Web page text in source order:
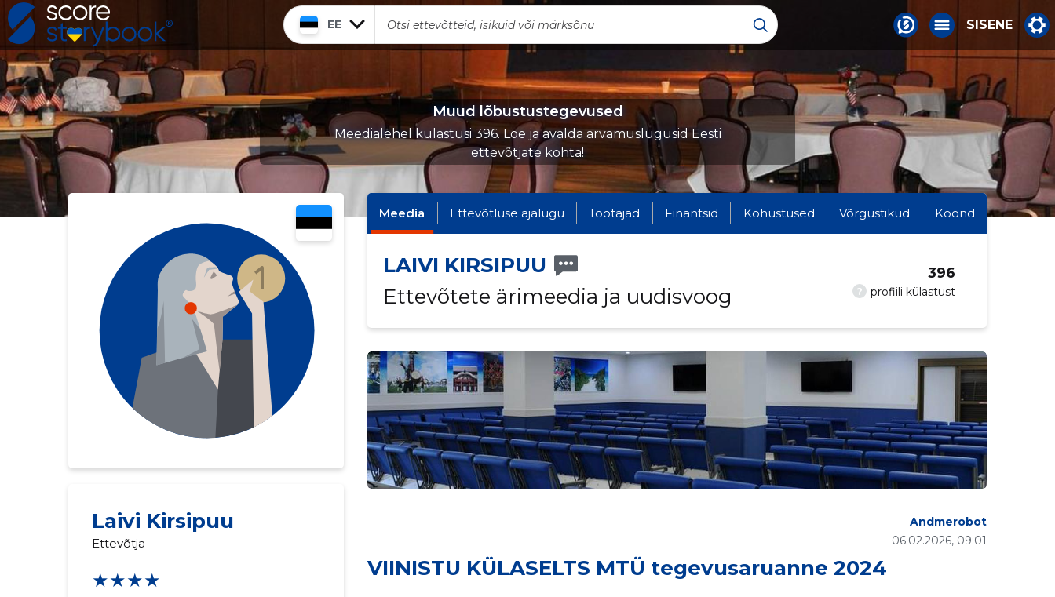
EE SISENE
Muud lõbustustegevused
Meedialehel külastusi 396. Loe ja avalda arvamuslugusid Eesti
ettevõtjate kohta!
Laivi Kirsipuu
Ettevõtja
★★★★
Meedia Ettevõtluse ajalugu Töötajad Finantsid Kohustused Võrgustikud Koond
LAIVI KIRSIPUU
Ettevõtete ärimeedia ja uudisvoog
? profiili külastust
396
VIINISTU KÜLASELTS MTÜ tegevusaruanne 2024
06.02.2026, 09:01
Andmerobot